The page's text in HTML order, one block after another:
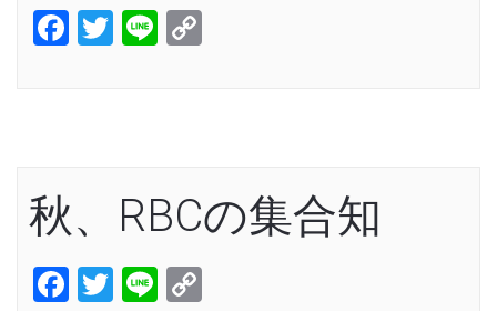
Facebook
Twitter
Line
秋、RBCの集合知
Facebook
Twitter
Line